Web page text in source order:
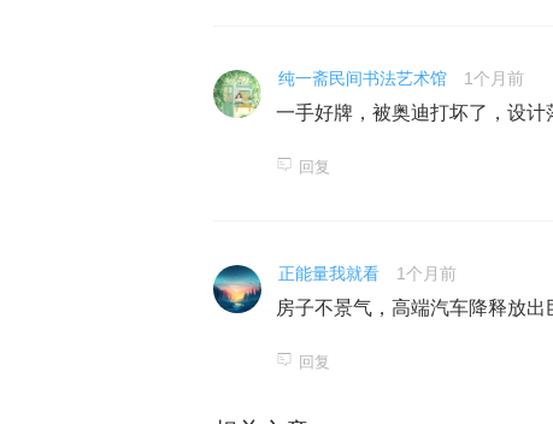
纯一斋民间书法艺术馆 1个月前
一手好牌，被奥迪打坏了，设
回复
正能量我就看 1个月前
房子不景气，高端汽车降释放出
回复